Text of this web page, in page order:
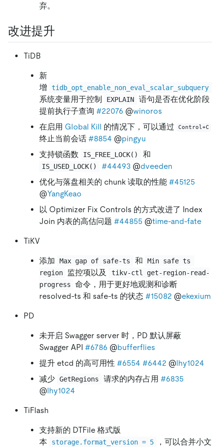
弃。
改进提升
TiDB
新
增
tidb_opt_enable_non_eval_scalar_subquery
系统变量用于控制 EXPLAIN
语句是否在优化阶段
提前执行子查询 #22076 @winoros
在启用 Global Kill 的情况下，可以通过 Control+C
终止当前会话 #8854 @pingyu
支持锁函数
IS_FREE_LOCK() 和
IS_USED_LOCK() #44493 @dveeden
优化与落盘相关的 chunk 读取的性能 #45125
@YangKeao
以 Optimizer Fix Controls 的方式改进了 Index
Join 内表的高估问题 #44855 @time-and-fate
TiKV
添加 Max gap of safe-ts 和
Min safe ts
region
监控项以及
tikv-ctl get-region-read-
progress
命令，用于更好地观测和诊断
resolved-ts 和 safe-ts 的状态 #15082 @ekexium
PD
未开启 Swagger server 时，PD 默认屏蔽
Swagger API #6786 @bufferflies
提升 etcd 的高可用性 #6554 #6442 @lhy1024
减少 GetRegions 请求的内存占用 #6835
@lhy1024
TiFlash
支持新的 DTFile 格式版
本
storage.format_version = 5
，可以合并小文